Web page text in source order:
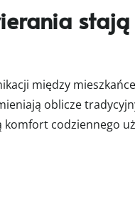
stają
między
oblicze
codziennego